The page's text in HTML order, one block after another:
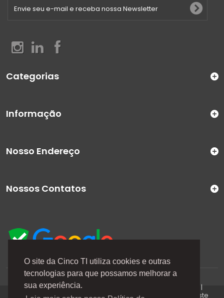
O site da Cinco TI utiliza cookies e outras
tecnologias para que possamos melhorar a
sua experiência.
Categorias
Informação
A Cinco TI (5TI) é uma marca registrada de CINCO TI
COMERCIO E SERVICOS LTDA | CNPJ: 08.307.867/0001-04 |
Todos os direitos reservados. Os preços anunciados neste
Nosso Endereço
Nossos Contatos